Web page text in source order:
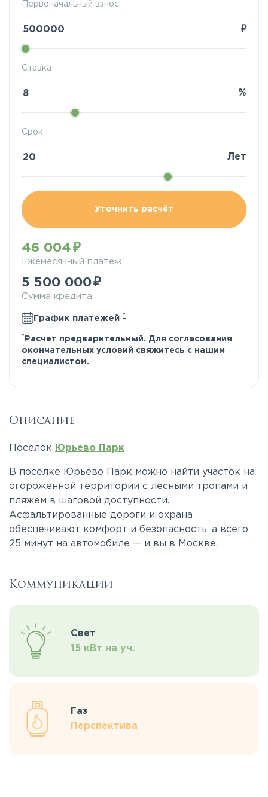
Ставка
%
Первоначальный взнос
₽
Срок
Лет
Уточнить расчёт
46 004
Ежемесячный платеж
5 500 000
Сумма кредита
График платежей *
* Расчет предварительный. Для согласования
окончательных условий свяжитесь с нашим
специалистом.
Описание
Поселок Юрьево Парк
В поселке Юрьево Парк можно найти участок на
огороженной территории с лесными тропами и
пляжем в шаговой доступности.
Асфальтированные дороги и охрана
обеспечивают комфорт и безопасность, а всего
25 минут на автомобиле — и вы в Москве.
Коммуникации
Свет
15 кВт на уч.
Газ
Перспектива